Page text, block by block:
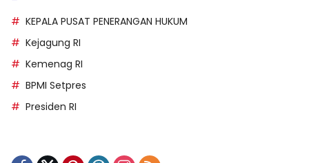
KEPALA PUSAT PENERANGAN HUKUM
Kejagung RI
Kemenag RI
BPMI Setpres
Presiden RI